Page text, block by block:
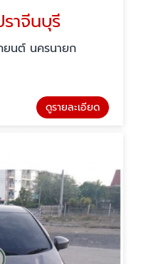
าจีนบุรี
ยนต์ นครนายก
ดูรายละเอียด